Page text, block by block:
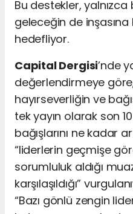
Bu destekler,
geleceğin de inşasına
hedefliyor.
CapitalDergisi’nde
değerlendirmeye
hayırseverliğin ve
tek yayın olarak son
bağışlarını ne kadar
“liderlerin geçmişe
sorumluluk aldığı
karşılaşıldığı”
“Bazı gönlü zengin